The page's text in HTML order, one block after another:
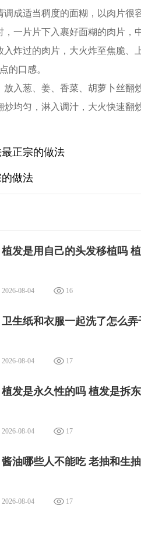
适当稠度的面糊，以肉片很
片片下入裹好面糊的肉片，中
过的肉片，大火炸至焦脆、
的口感。
入葱、姜、 香菜 胡萝卜丝翻
匀，淋入调汁，大火快速翻炒
正宗的做法
做法
植发是用自己的头发移植吗
2026-08-04 16
卫生纸和衣服一起洗了怎么
2026-08-04 17
植发是永久性的吗 植发是拆
2026-08-04 17
酱油哪些人不能吃 老抽和生
2026-08-04 17